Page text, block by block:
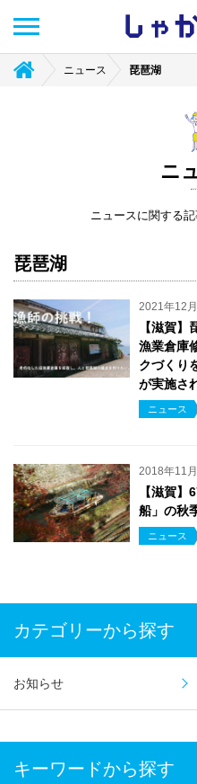
しゃ
ニュース 琵琶湖
ニ
ニュースに関する記
琵琶湖
2021年12
【滋賀
漁業倉庫
クづくり
が実施さ
ニュース
2018年11
【滋賀
船」の秋
ニュース
カテゴリーから探す
お知らせ
キーワードから探す